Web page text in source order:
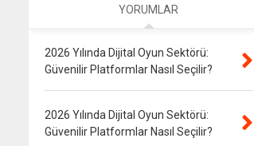
YORUMLAR
2026 Yılında Dijital Oyun Sektörü:
Güvenilir Platformlar Nasıl Seçilir?
2026 Yılında Dijital Oyun Sektörü:
Güvenilir Platformlar Nasıl Seçilir?